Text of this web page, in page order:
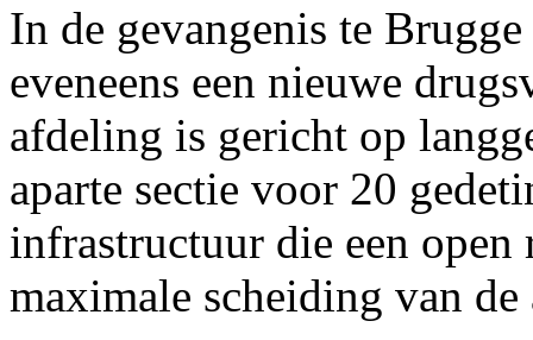
In de gevangenis te
eveneens een nieuwe
afdeling is gericht op
aparte sectie voor 20
infrastructuur die een
maximale scheiding van de